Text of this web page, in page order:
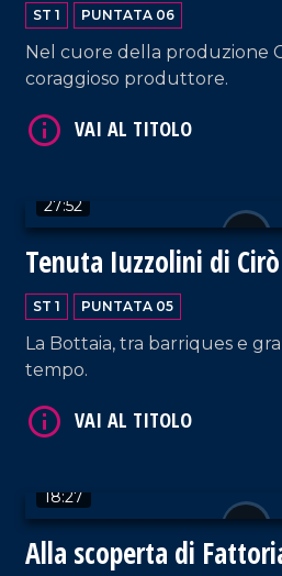
ST 1 PUNTATA 06
Nel cuore della produzione
coraggioso produttore.
27:52
Tenuta Iuzzolini di
ST 1 PUNTATA 05
La Bottaia, tra barriques e
tempo.
18:27
Alla scoperta di